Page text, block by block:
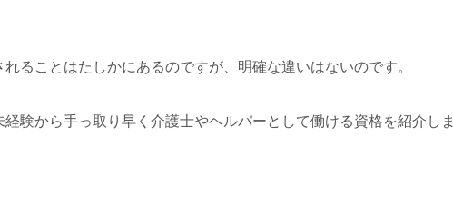
ることはたしかにあるのですが、明確な違いはないのです。
験から手っ取り早く介護士やヘルパーとして働ける資格を紹介しま